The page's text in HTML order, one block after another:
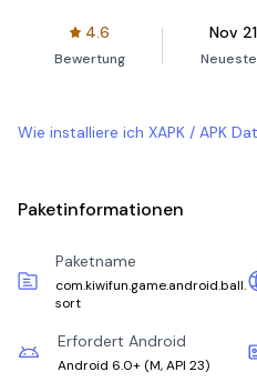
4.6
Bewertung
Nov
Wie installiere ich XAPK / APK
Paketinformationen
Paketname
com.kiwifun.game.android.ball.
sort
Erfordert Android
Android 6.0+ (M, API 23)